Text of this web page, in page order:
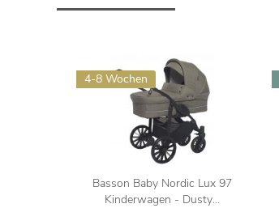
4-8 Wochen
Basson Baby Nordic Lux 97
Kinderwagen - Dusty...